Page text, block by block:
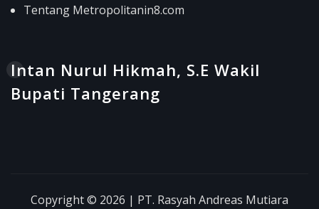
Tentang Metropolitanin8.com
Intan Nurul Hikmah, S.E Wakil
Bupati Tangerang
Copyright © 2026 | PT. Rasyah Andreas Mutiara